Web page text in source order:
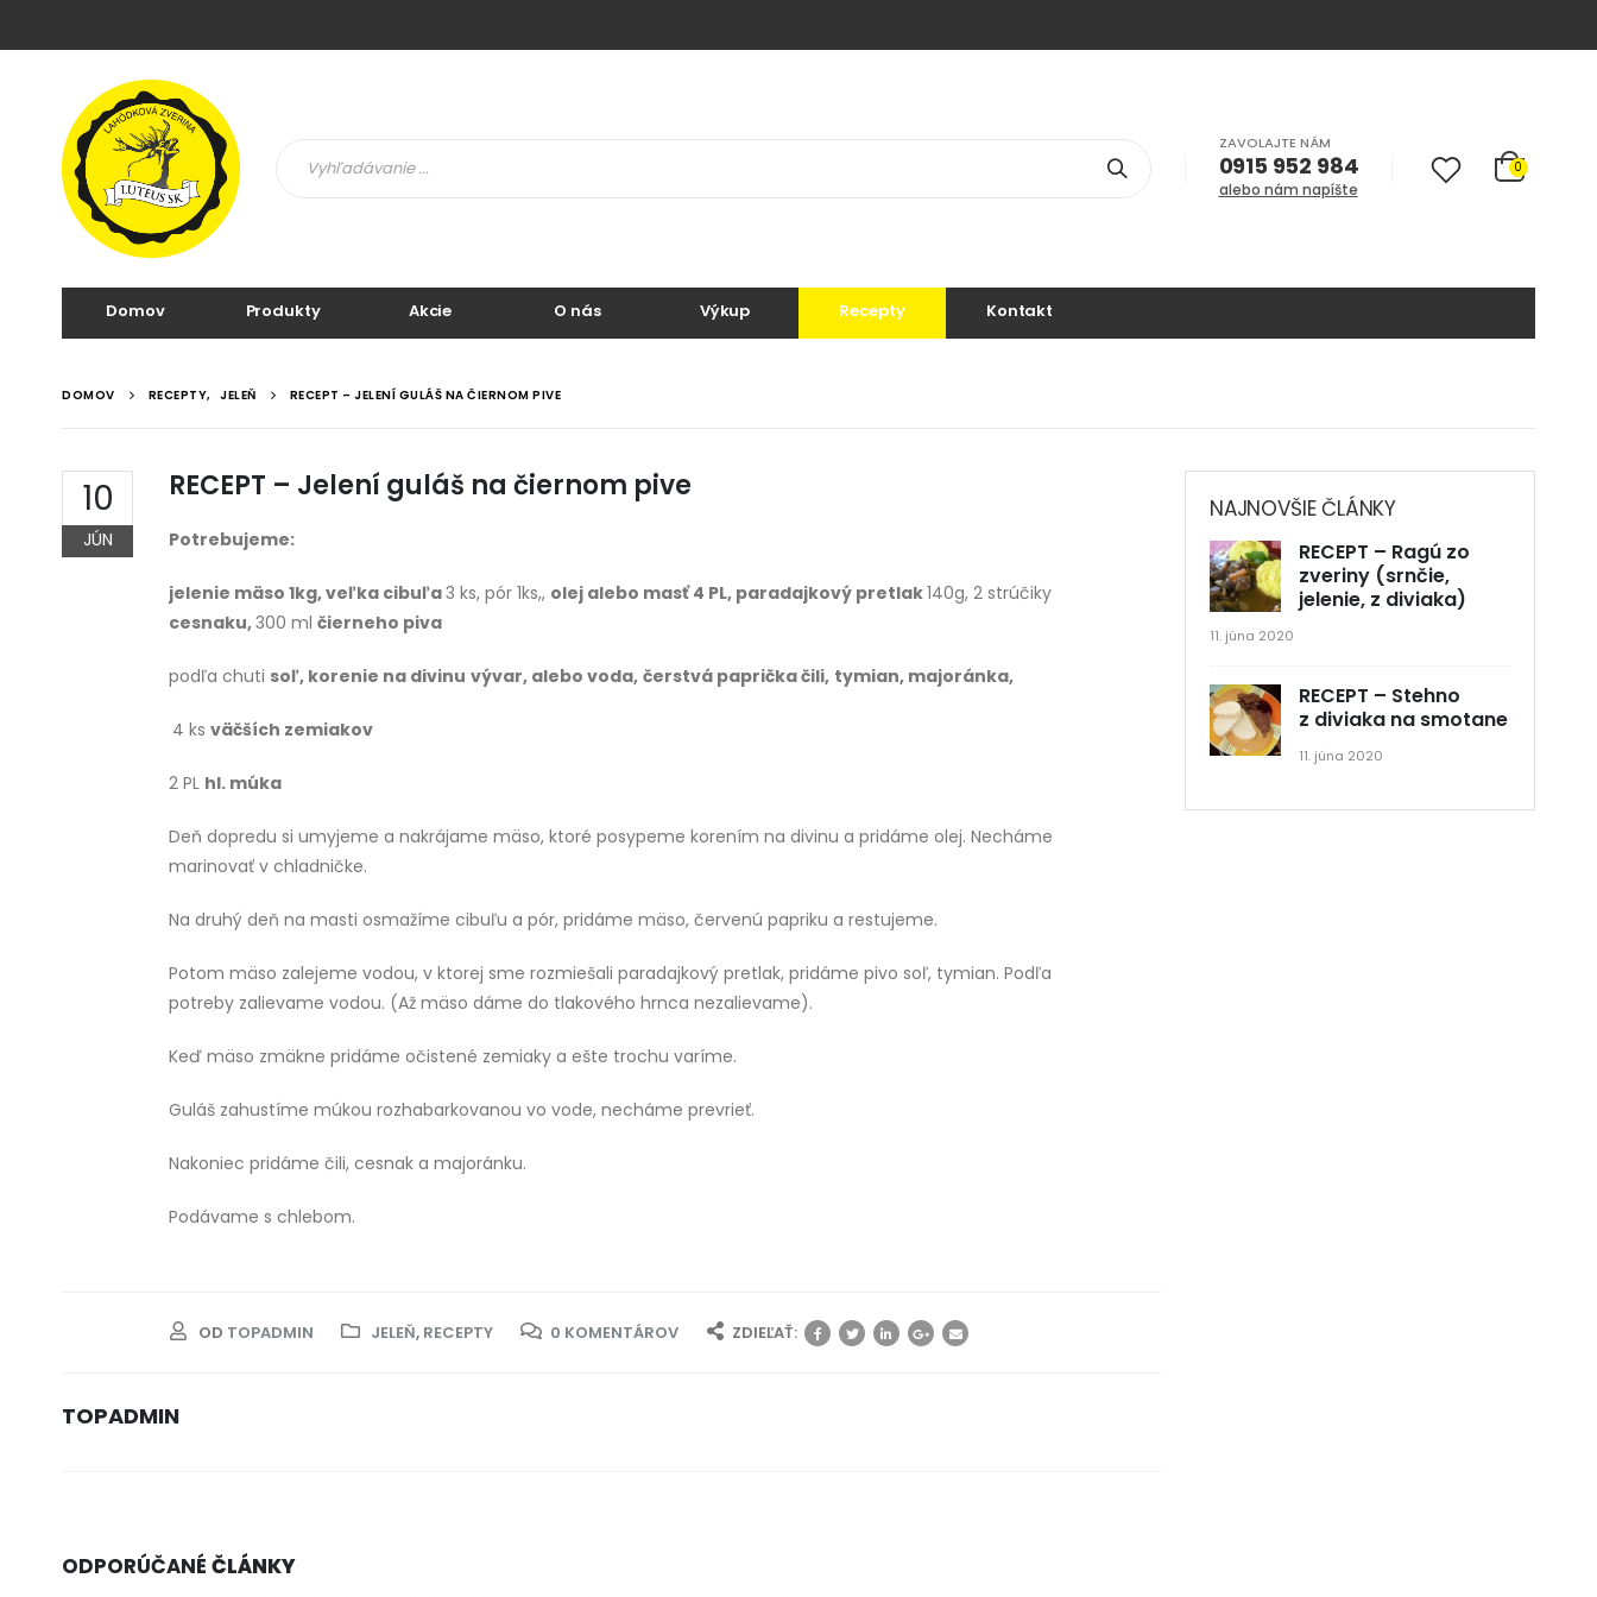
ZAVOLAJTE NÁM
0915 952 984
alebo nám napíšte
0
Domov Produkty Akcie O nás Výkup Recepty Kontakt
DOMOV RECEPTY, JELEŇ RECEPT – JELENÍ GULÁŠ NA ČIERNOM PIVE
10
JÚN
RECEPT – Jelení guláš na čiernom pive
Potrebujeme:
jelenie mäso 1kg, veľka cibuľa3 ks, pór 1ks,, olej alebo masť 4 PL, paradajkový pretlak140g, 2 strúčiky
cesnaku,300 ml čierneho piva
podľa chuti soľ, korenie na divinu vývar, alebo voda, čerstvá paprička čili, tymian, majoránka,
4 ks väčších zemiakov
2 PL hl. múka
Deň dopredu si umyjeme a nakrájame mäso, ktoré posypeme korením na divinu a pridáme olej. Necháme
marinovať v chladničke.
Na druhý deň na masti osmažíme cibuľu a pór, pridáme mäso, červenú papriku a restujeme.
Potom mäso zalejeme vodou, v ktorej sme rozmiešali paradajkový pretlak, pridáme pivo soľ, tymian. Podľa
potreby zalievame vodou. (Až mäso dáme do tlakového hrnca nezalievame).
Keď mäso zmäkne pridáme očistené zemiaky a ešte trochu varíme.
Guláš zahustíme múkou rozhabarkovanou vo vode, necháme prevrieť.
Nakoniec pridáme čili, cesnak a majoránku.
Podávame s chlebom.
OD TOPADMIN JELEŇ, RECEPTY 0 KOMENTÁROV ZDIEĽAŤ:
TOPADMIN
ODPORÚČANÉ ČLÁNKY
NAJNOVŠIE ČLÁNKY
RECEPT – Ragú zo
zveriny (srnčie,
jelenie, z diviaka)
11. júna 2020
RECEPT – Stehno
z diviaka na smotane
11. júna 2020